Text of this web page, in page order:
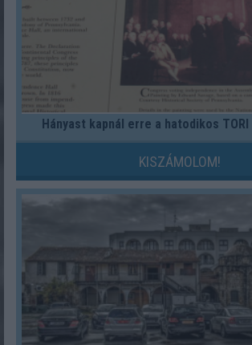
Hányast kapnál erre a hatodikos
KISZÁMOLOM!